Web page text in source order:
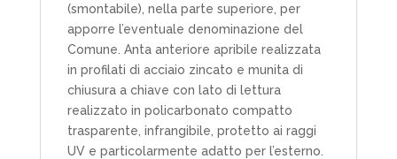
(smontabile), nella parte superiore, per
apporre l’eventuale denominazione del
Comune. Anta anteriore apribile realizzata
in profilati di acciaio zincato e munita di
chiusura a chiave con lato di lettura
realizzato in policarbonato compatto
trasparente, infrangibile, protetto ai raggi
UV e particolarmente adatto per l’esterno.